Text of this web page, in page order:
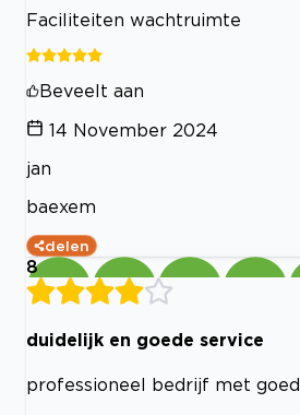
Faciliteiten wachtruimte
Beveelt aan
14 November 2024
jan
baexem
delen
8
duidelijk en goede service
professioneel bedrijf met